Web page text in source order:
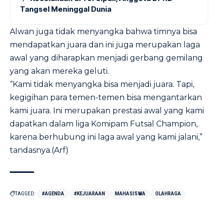
Tangsel Meninggal Dunia
Alwan juga tidak menyangka bahwa timnya bisa
mendapatkan juara dan ini juga merupakan laga
awal yang diharapkan menjadi gerbang gemilang
yang akan mereka geluti.
“Kami tidak menyangka bisa menjadi juara. Tapi,
kegigihan para temen-temen bisa mengantarkan
kami juara. Ini merupakan prestasi awal yang kami
dapatkan dalam liga Komipam Futsal Champion,
karena berhubung ini laga awal yang kami jalani,”
tandasnya.(Arf)
TAGGED: #AGENDA #KEJUARAAN MAHASISWA OLAHRAGA